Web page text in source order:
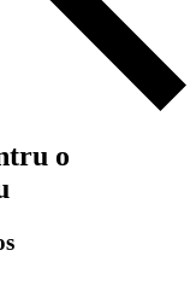
o